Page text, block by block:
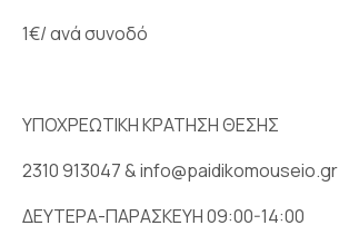
1€/ ανά συνοδό
ΥΠΟΧΡΕΩΤΙΚΗ ΚΡΑΤΗΣΗ ΘΕΣΗΣ
2310 913047 & info@paidikomouseio.gr
ΔΕΥΤΕΡΑ-ΠΑΡΑΣΚΕΥH 09:00-14:00